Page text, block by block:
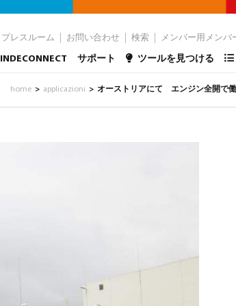
プレスルーム お問い合わせ 検索 メンバー用メンバ
INDECONNECT サポート ツールを見つける
home > applicazioni > オーストリアにて エンジン全開で